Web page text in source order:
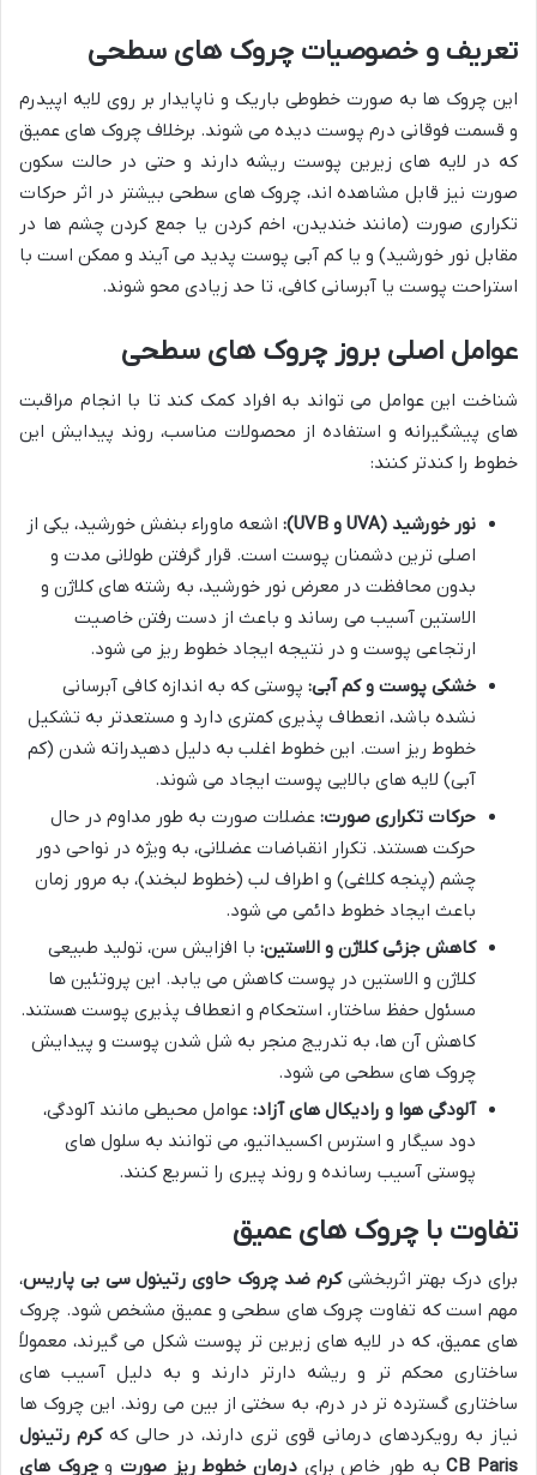
تعریف و خصوصیات چروک های سطحی
این چروک ها به صورت خطوطی باریک و ناپایدار بر روی لایه اپیدرم
و قسمت فوقانی درم پوست دیده می شوند. برخلاف چروک های عمیق
که در لایه های زیرین پوست ریشه دارند و حتی در حالت سکون
صورت نیز قابل مشاهده اند، چروک های سطحی بیشتر در اثر حرکات
تکراری صورت (مانند خندیدن، اخم کردن یا جمع کردن چشم ها در
مقابل نور خورشید) و یا کم آبی پوست پدید می آیند و ممکن است با
استراحت پوست یا آبرسانی کافی، تا حد زیادی محو شوند.
عوامل اصلی بروز چروک های سطحی
شناخت این عوامل می تواند به افراد کمک کند تا با انجام مراقبت
های پیشگیرانه و استفاده از محصولات مناسب، روند پیدایش این
خطوط را کندتر کنند:
نور خورشید (UVA و UVB):
اشعه ماوراء بنفش خورشید، یکی از
اصلی ترین دشمنان پوست است. قرار گرفتن طولانی مدت و
بدون محافظت در معرض نور خورشید، به رشته های کلاژن و
الاستین آسیب می رساند و باعث از دست رفتن خاصیت
ارتجاعی پوست و در نتیجه ایجاد خطوط ریز می شود.
خشکی پوست و کم آبی: پوستی که به اندازه کافی آبرسانی
نشده باشد، انعطاف پذیری کمتری دارد و مستعدتر به تشکیل
خطوط ریز است. این خطوط اغلب به دلیل دهیدراته شدن (کم
آبی) لایه های بالایی پوست ایجاد می شوند.
حرکات تکراری صورت: عضلات صورت به طور مداوم در حال
حرکت هستند. تکرار انقباضات عضلانی، به ویژه در نواحی دور
چشم (پنجه کلاغی) و اطراف لب (خطوط لبخند)، به مرور زمان
باعث ایجاد خطوط دائمی می شود.
کاهش جزئی کلاژن و الاستین: با افزایش سن، تولید طبیعی
کلاژن و الاستین در پوست کاهش می یابد. این پروتئین ها
مسئول حفظ ساختار، استحکام و انعطاف پذیری پوست هستند.
کاهش آن ها، به تدریج منجر به شل شدن پوست و پیدایش
چروک های سطحی می شود.
آلودگی هوا و رادیکال های آزاد: عوامل محیطی مانند آلودگی،
دود سیگار و استرس اکسیداتیو، می توانند به سلول های
پوستی آسیب رسانده و روند پیری را تسریع کنند.
تفاوت با چروک های عمیق
برای درک بهتر اثربخشیکرم ضد چروک حاوی رتینول سی بی پاریس،
مهم است که تفاوت چروک های سطحی و عمیق مشخص شود. چروک
های عمیق، که در لایه های زیرین تر پوست شکل می گیرند، معمولاً
ساختاری محکم تر و ریشه دارتر دارند و به دلیل آسیب های
ساختاری گسترده تر در درم، به سختی از بین می روند. این چروک ها
نیاز به رویکردهای درمانی قوی تری دارند، در حالی کهکرم رتینول
CB Parisبه طور خاص برای درمان خطوط ریز صورت وچروک های